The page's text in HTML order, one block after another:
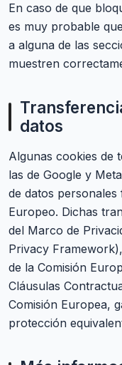
En caso de que
es muy probable
a alguna de las
muestren
datos
Algunas cookies de
las de Google y
de datos
Europeo. Dichas
del Marco de
Privacy
de la Comisión
Cláusulas
Comisión Europea,
protección